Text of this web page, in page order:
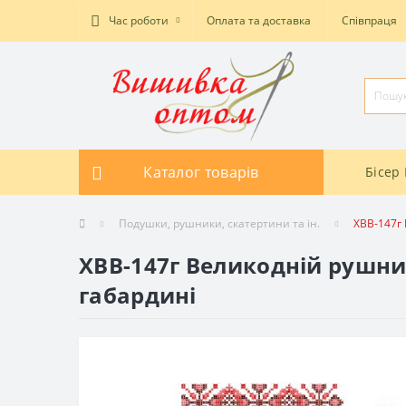
Час роботи Оплата та доставка Співпраця
Каталог товарів Бісер
Подушки, рушники, скатертини та ін. ХВВ-147г
ХВВ-147г Великодній
габардині